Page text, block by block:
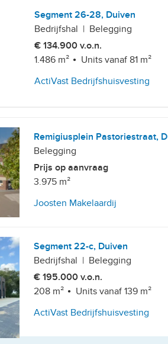
Segment 26-28, Duiven
Bedrijfshal | Belegging
€ 134.900 v.o.n.
1.486 m²
Units vanaf 81 m²
ActiVast Bedrijfshuisvesting
Remigiusplein Pastoriestraat,
Belegging
Prijs op aanvraag
3.975 m²
Joosten Makelaardij
Segment 22-c, Duiven
Bedrijfshal | Belegging
€ 195.000 v.o.n.
208 m²
Units vanaf 139 m²
ActiVast Bedrijfshuisvesting